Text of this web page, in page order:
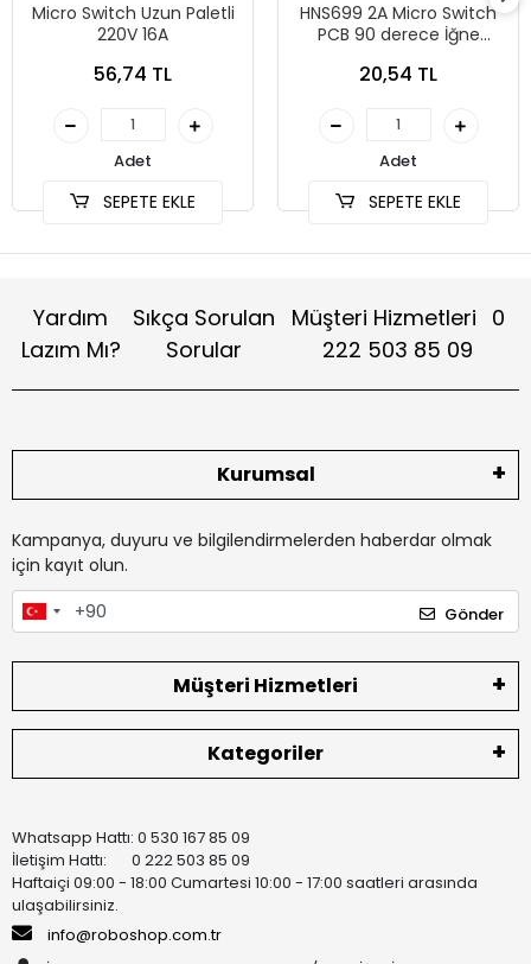
Micro Switch Uzun Paletli
220V 16A
56,74 TL
Adet
SEPETE EKLE
HNS699 2A Micro Switch
PCB 90 derece İğne
20,54 TL
Adet
SEPETE EKLE
Yardım
Lazım Mı?
Sıkça Sorulan
Sorular
Müşteri Hizmetleri 0
222 503 85 09
Kurumsal
Kampanya, duyuru ve bilgilendirmelerden haberdar olmak
için kayıt olun.
Gönder
Müşteri Hizmetleri
Kategoriler
Whatsapp Hattı: 0 530 167 85 09
İletişim Hattı: 0 222 503 85 09
Haftaiçi 09:00 - 18:00 Cumartesi 10:00 - 17:00 saatleri arasında
ulaşabilirsiniz.
info@roboshop.com.tr